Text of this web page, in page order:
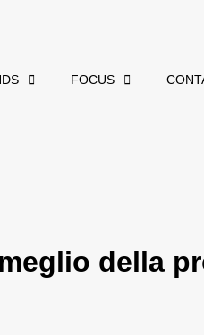
FOCUS
della